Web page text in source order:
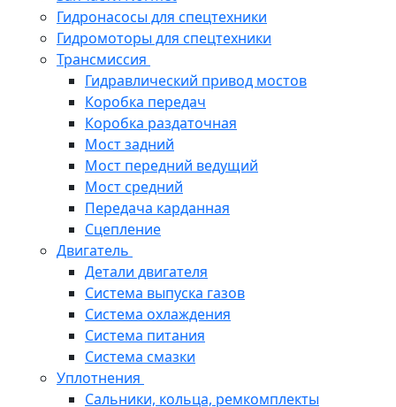
Гидронасосы для спецтехники
Гидромоторы для спецтехники
Трансмиссия
Гидравлический привод мостов
Коробка передач
Коробка раздаточная
Мост задний
Мост передний ведущий
Мост средний
Передача карданная
Сцепление
Двигатель
Детали двигателя
Система выпуска газов
Система охлаждения
Система питания
Система смазки
Уплотнения
Сальники, кольца, ремкомплекты